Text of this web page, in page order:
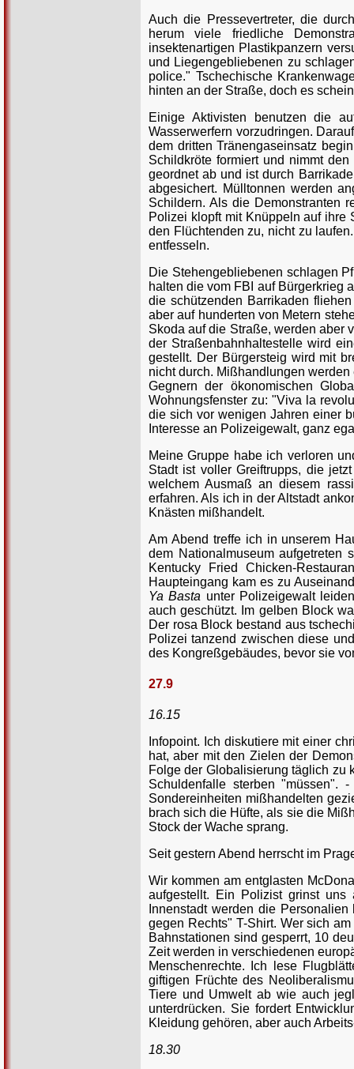
Auch die Pressevertreter, die
herum viele friedliche
insektenartigen Plastikpanzern
und Liegengebliebenen zu
police." Tschechische
hinten an der Straße, doch es
Einige Aktivisten benutzen die
Wasserwerfern vorzudringen.
dem dritten Tränengaseinsatz
Schildkröte formiert und nimmt
geordnet ab und ist durch
abgesichert. Mülltonnen werden
Schildern. Als die Demonstranten
Polizei klopft mit Knüppeln auf ihre
den Flüchtenden zu, nicht zu
entfesseln.
Die Stehengebliebenen schlagen
halten die vom FBI auf Bürgerkrieg
die schützenden Barrikaden
aber auf hunderten von Metern
Skoda auf die Straße, werden aber
der Straßenbahnhaltestelle wird
gestellt. Der Bürgersteig wird mit
nicht durch. Mißhandlungen
Gegnern der ökonomischen
Wohnungsfenster zu: "Viva la
die sich vor wenigen Jahren einer
Interesse an Polizeigewalt, ganz
Meine Gruppe habe ich verloren
Stadt ist voller Greiftrupps, die
welchem Ausmaß an diesem
erfahren. Als ich in der Altstadt
Knästen mißhandelt.
Am Abend treffe ich in unserem
dem Nationalmuseum aufgetreten
Kentucky Fried Chicken-
Haupteingang kam es zu
Ya Basta unter Polizeigewalt
auch geschützt. Im gelben Block
Der rosa Block bestand aus
Polizei tanzend zwischen diese
des Kongreßgebäudes, bevor sie
27.9
16.15
Infopoint. Ich diskutiere mit einer
hat, aber mit den Zielen der
Folge der Globalisierung täglich zu
Schuldenfalle sterben "müssen".
Sondereinheiten mißhandelten
brach sich die Hüfte, als sie die
Stock der Wache sprang.
Seit gestern Abend herrscht im
Wir kommen am entglasten
aufgestellt. Ein Polizist grinst
Innenstadt werden die
gegen Rechts" T-Shirt. Wer sich
Bahnstationen sind gesperrt, 10
Zeit werden in verschiedenen
Menschenrechte. Ich lese
giftigen Früchte des
Tiere und Umwelt ab wie auch
unterdrücken. Sie fordert
Kleidung gehören, aber auch
18.30